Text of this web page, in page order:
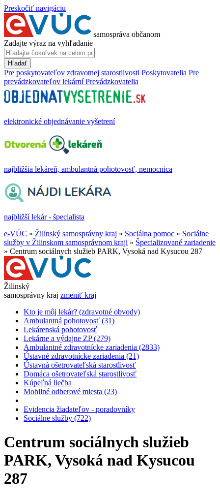
Preskočiť navigáciu
samospráva občanom
Zadajte výraz na vyhľadanie
Hľadať
Pre poskytovateľov zdravotnej starostlivosti Poskytovatelia Pre
prevádzkovateľov lekární Prevádzkovatelia
elektronické objednávanie vyšetrení
najbližšia lekáreň, ambulantná pohotovosť, nemocnica
najbližší lekár - špecialista
e-VÚC » Žilinský samosprávny kraj » Sociálna pomoc » Sociálne
služby v Žilinskom samosprávnom kraji » Špecializované zariadenie
» Centrum sociálnych služieb PARK, Vysoká nad Kysucou 287
Žilinský
samosprávny kraj zmeniť kraj
Kto je môj lekár? (zdravotné obvody)
Ambulantná pohotovosť (31)
Lekárenská pohotovosť
Lekárne a výdajne ZP (279)
Ambulantné zdravotnícke zariadenia (2833)
Ústavné zdravotnícke zariadenia (21)
Ústavná ošetrovateľská starostlivosť
Domáca ošetrovateľská starostlivosť
Kúpeľná liečba
Mobilné odberové miesta (23)
Evidencia žiadateľov - poradovníky
Sociálne služby (722)
Centrum sociálnych služieb
PARK, Vysoká nad Kysucou
287